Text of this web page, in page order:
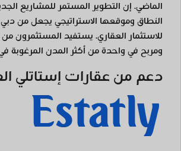
الماضي. إن التطوير المستمر للمشاريع
النطاق وموقعها الاستراتيجي يجعل من دبي
للاستثمار العقاري. يستفيد المستثمرون
ومربح في واحدة من أكثر المدن المرغوبة
دعم من عقارات إستاتلي